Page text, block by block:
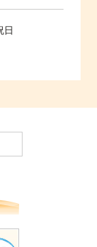
日